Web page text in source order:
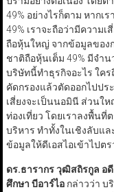
49% อย่างไรก็ตาม หาก
49% เราจะถือว่ามีความเ
ถือหุ้นใหญ่ จากข้อมูลของ
ชาติถือหุ้นเต็ม 49% มีจำ
บริษัทนี้ทำธุรกิจอะไร ใค
คัดกรองแล้วตัดออกไปปร
เสี่ยงจะเป็นนอมินี ส่วนให
ท่องเที่ยว โดยเราลงพื้นที่
บริหาร ทำทั้งในเชิงลับแล
ข้อมูลให้ดีเอสไอเข้าไปต
ดร.ธารากร วุฒิสถิรกูล อ
ศึกษา บีอาร์ไอกล่าวว่า บ